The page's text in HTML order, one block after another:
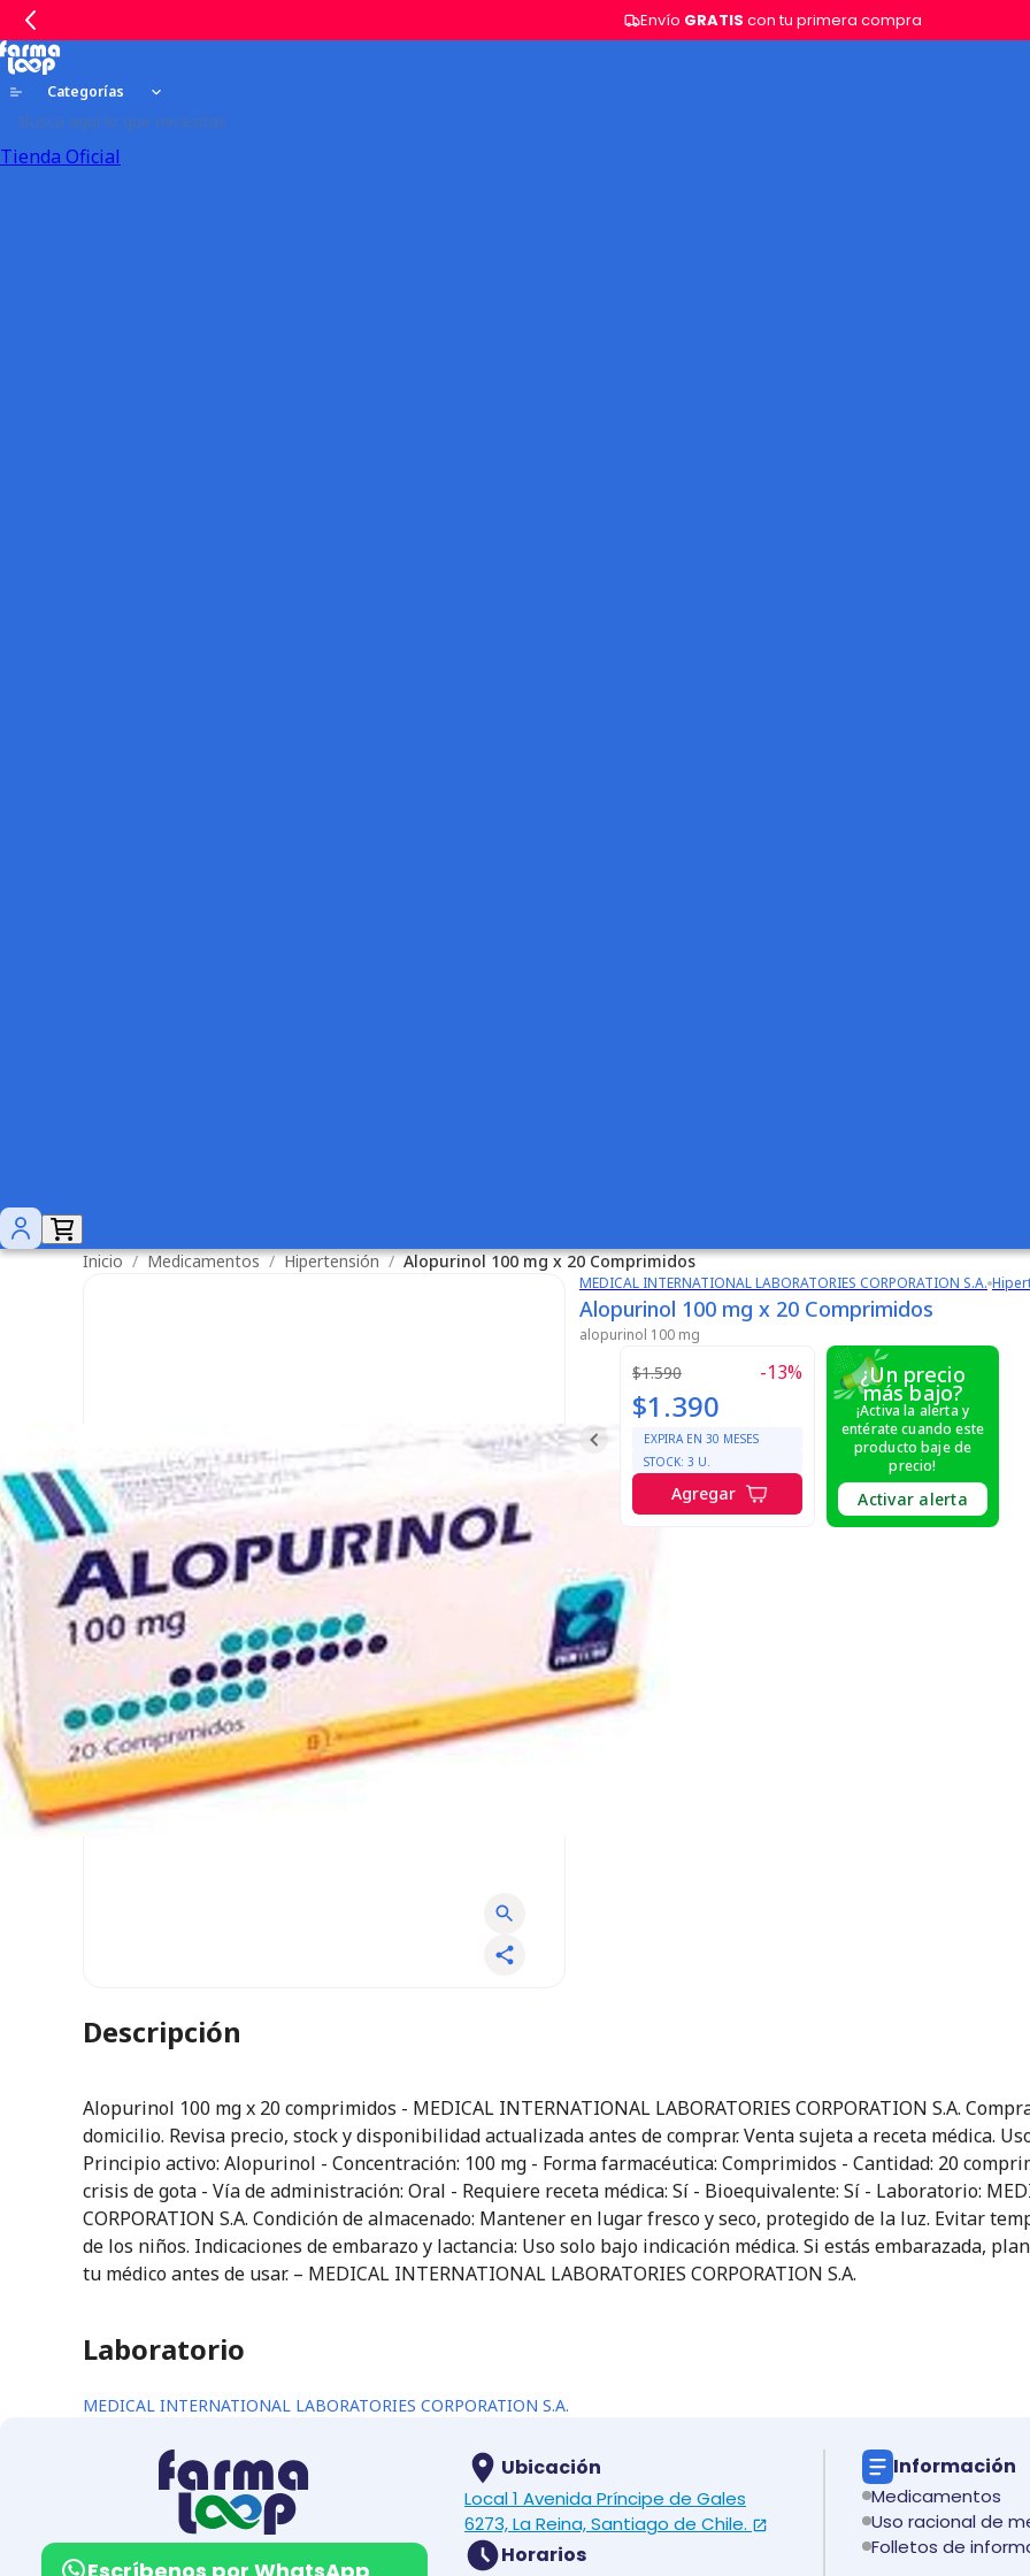
Envío GRATIS con tu primera compra
Categorías
Tienda Oficial
Inicio / Medicamentos / Hipertensión / Alopurinol 100 mg x 20 Comprimidos
MEDICAL INTERNATIONAL LABORATORIES CORPORATION S.A.
Alopurinol 100 mg x 20 Comprimidos
alopurinol 100 mg
$1.590 -13%
$1.390
EXPIRA EN 30 MESES
STOCK: 3 U.
Agregar
¿Un precio
más bajo?
¡Activa la alerta y
entérate cuando este
producto baje de
precio!
Activar alerta
Descripción
Alopurinol 100 mg x 20 comprimidos - MEDICAL INTERNATIONAL LABORATORIES CORPORATION S.A.
domicilio. Revisa precio, stock y disponibilidad actualizada antes de comprar. Venta sujeta a receta médica.
Principio activo: Alopurinol - Concentración: 100 mg - Forma farmacéutica: Comprimidos - Cantidad: 20
crisis de gota - Vía de administración: Oral - Requiere receta médica: Sí - Bioequivalente: Sí - Laboratorio:
CORPORATION S.A. Condición de almacenado: Mantener en lugar fresco y seco, protegido de la luz. Evitar
de los niños. Indicaciones de embarazo y lactancia: Uso solo bajo indicación médica. Si estás embarazada,
tu médico antes de usar. – MEDICAL INTERNATIONAL LABORATORIES CORPORATION S.A.
Laboratorio
MEDICAL INTERNATIONAL LABORATORIES CORPORATION S.A.
Ubicación
Local 1 Avenida Príncipe de Gales
6273, La Reina, Santiago de Chile.
Horarios
Información
Medicamentos
Uso racional de
Folletos de